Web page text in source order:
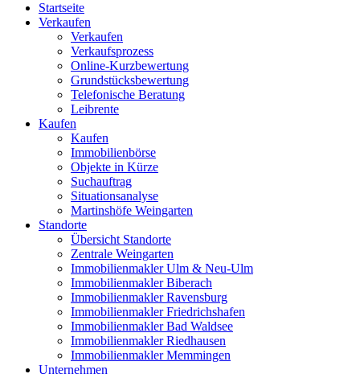
Startseite
Verkaufen
Verkaufen
Verkaufsprozess
Online-Kurzbewertung
Grundstücksbewertung
Telefonische Beratung
Leibrente
Kaufen
Kaufen
Immobilienbörse
Objekte in Kürze
Suchauftrag
Situationsanalyse
Martinshöfe Weingarten
Standorte
Übersicht Standorte
Zentrale Weingarten
Immobilienmakler Ulm & Neu-Ulm
Immobilienmakler Biberach
Immobilienmakler Ravensburg
Immobilienmakler Friedrichshafen
Immobilienmakler Bad Waldsee
Immobilienmakler Riedhausen
Immobilienmakler Memmingen
Unternehmen